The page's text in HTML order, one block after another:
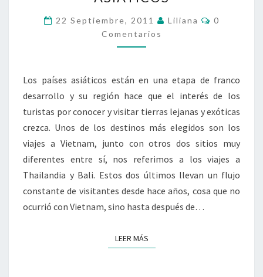
22 Septiembre, 2011 Liliana
0
Comentarios
Los países asiáticos están en una etapa de franco
desarrollo y su región hace que el interés de los
turistas por conocer y visitar tierras lejanas y exóticas
crezca. Unos de los destinos más elegidos son los
viajes a Vietnam, junto con otros dos sitios muy
diferentes entre sí, nos referimos a los viajes a
Thailandia y Bali. Estos dos últimos llevan un flujo
constante de visitantes desde hace años, cosa que no
ocurrió con Vietnam, sino hasta después de…
LEER MÁSLEER MÁS